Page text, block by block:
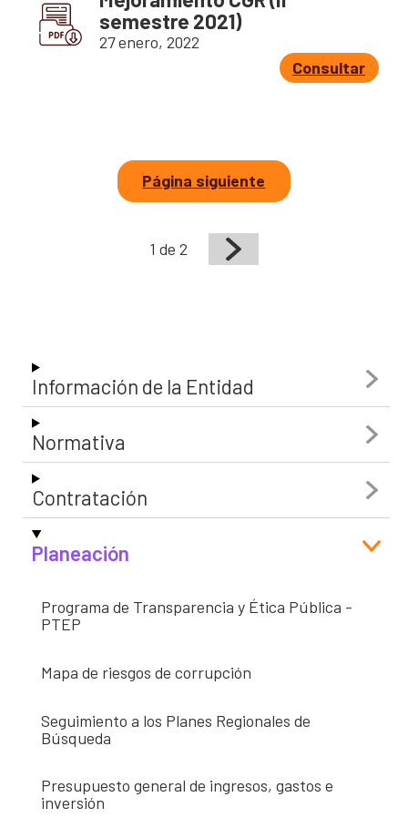
Información de la Entidad
Normativa
Contratación
Planeación
Programa de Transparencia y Ética Pública -
PTEP
Mapa de riesgos de corrupción
Seguimiento a los Planes Regionales de
Búsqueda
Presupuesto general de ingresos, gastos e
inversión
semestre 2021)
27 enero, 2022
Consultar
Página siguiente
1 de 2